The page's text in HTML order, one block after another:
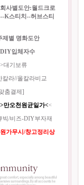
사별도안:월드크로
K스티치--허브스티
제별 명화도안
입체자수
대기보류
칼라//올칼라비교
춤결제]
>만오천원균일가<<
빅/비즈-DIY부자재
가무시/창고정리상